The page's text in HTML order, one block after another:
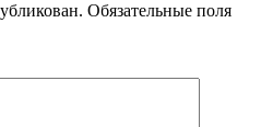
Обязательные поля